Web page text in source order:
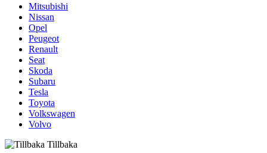
Mitsubishi
Nissan
Opel
Peugeot
Renault
Seat
Skoda
Subaru
Tesla
Toyota
Volkswagen
Volvo
Tillbaka